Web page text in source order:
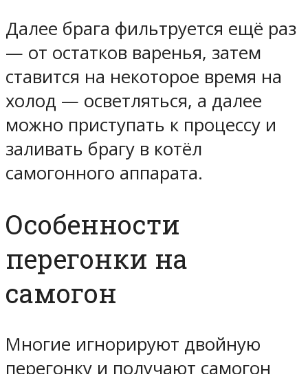
Далее брага фильтруется ещё раз
— от остатков варенья, затем
ставится на некоторое время на
холод — осветляться, а далее
можно приступать к процессу и
заливать брагу в котёл
самогонного аппарата.
Особенности
перегонки на
самогон
Многие игнорируют двойную
перегонку и получают самогон